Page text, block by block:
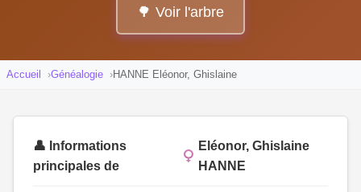
🌳 Voir l'arbre
Accueil Généalogie HANNE Eléonor, Ghislaine
👤 Informations
principales de
Eléonor, Ghislaine
HANNE